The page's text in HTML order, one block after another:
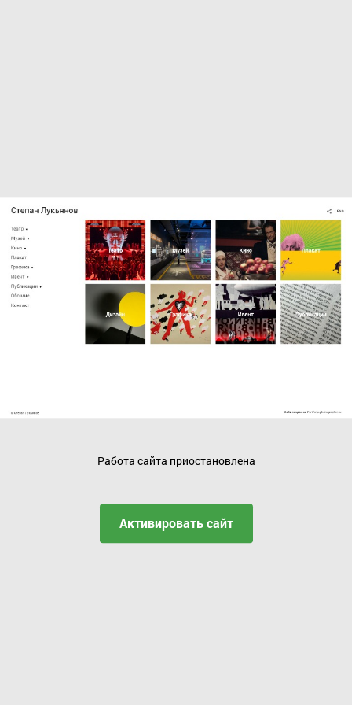
Работа сайта приостановлена
Активировать сайт